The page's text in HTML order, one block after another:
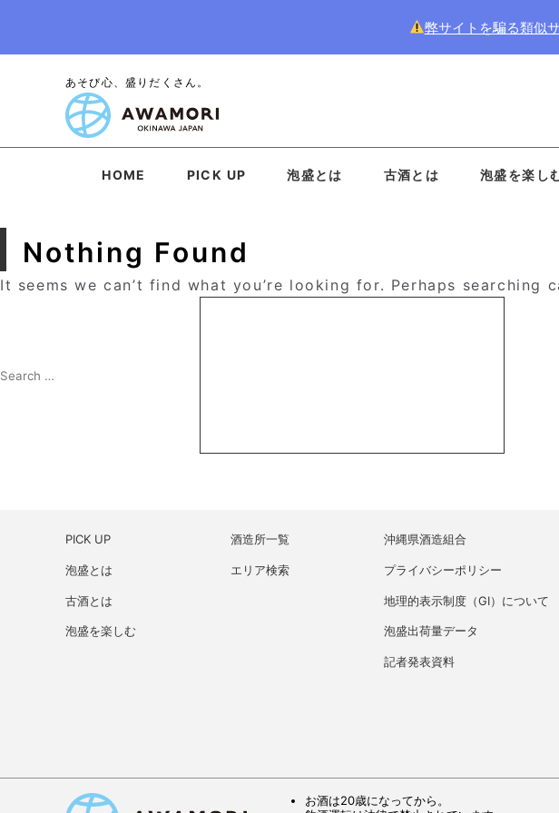
弊サイトを騙る類似
あそび心、盛りだくさん。
HOME PICK UP 泡盛とは 古酒とは 泡盛を楽し
Nothing Found
It seems we can’t find what you’re looking for. Perhaps searching
PICK UP
泡盛とは
古酒とは
泡盛を楽しむ
酒造所一覧
エリア検索
沖縄県酒造組合
プライバシーポリシー
地理的表示制度（GI）について
泡盛出荷量データ
記者発表資料
お酒は20歳になってから。